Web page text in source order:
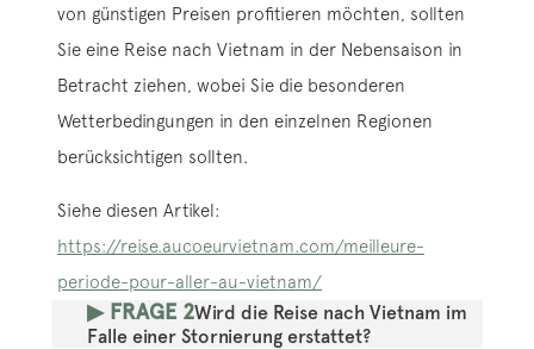
von günstigen Preisen profitieren möchten, sollten
Sie eine Reise nach Vietnam in der Nebensaison in
Betracht ziehen, wobei Sie die besonderen
Wetterbedingungen in den einzelnen Regionen
berücksichtigen sollten.
Siehe diesen Artikel:
https://reise.aucoeurvietnam.com/meilleure-
periode-pour-aller-au-vietnam/
▶ FRAGE 2Wird die Reise nach Vietnam im
Falle einer Stornierung erstattet?